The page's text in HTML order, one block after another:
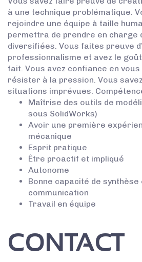
à une technique problématique.
rejoindre une équipe à taille
permettra de prendre en charge
diversifiées. Vous faites preuve
professionnalisme et avez le
fait. Vous avez confiance en
résister à la pression. Vous
situations imprévues.
Maîtrise des outils de
sous SolidWorks)
Avoir une première
mécanique
Esprit pratique
Être proactif et impliqué
Autonome
Bonne capacité de synthèse
communication
Travail en équipe
CONTACT